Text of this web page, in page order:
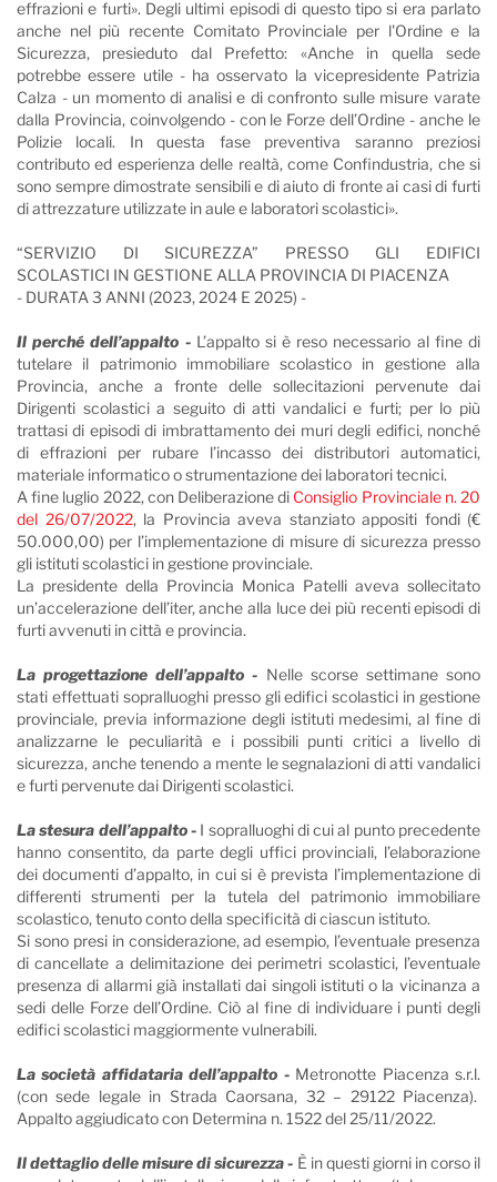
effrazioni e furti». Degli ultimi episodi di questo tipo si era parlato
anche nel più recente Comitato Provinciale per l'Ordine e la
Sicurezza, presieduto dal Prefetto: «Anche in quella sede
potrebbe essere utile - ha osservato la vicepresidente Patrizia
Calza - un momento di analisi e di confronto sulle misure varate
dalla Provincia, coinvolgendo - con le Forze dell’Ordine - anche le
Polizie locali. In questa fase preventiva saranno preziosi
contributo ed esperienza delle realtà, come Confindustria, che si
sono sempre dimostrate sensibili e di aiuto di fronte ai casi di furti
di attrezzature utilizzate in aule e laboratori scolastici».
“SERVIZIO DI SICUREZZA” PRESSO GLI EDIFICI
SCOLASTICI IN GESTIONE ALLA PROVINCIA DI PIACENZA
- DURATA 3 ANNI (2023, 2024 E 2025) -
Il perché dell’appalto - L’appalto si è reso necessario al fine di
tutelare il patrimonio immobiliare scolastico in gestione alla
Provincia, anche a fronte delle sollecitazioni pervenute dai
Dirigenti scolastici a seguito di atti vandalici e furti; per lo più
trattasi di episodi di imbrattamento dei muri degli edifici, nonché
di effrazioni per rubare l’incasso dei distributori automatici,
materiale informatico o strumentazione dei laboratori tecnici.
A fine luglio 2022, con Deliberazione di Consiglio Provinciale n. 20
del 26/07/2022, la Provincia aveva stanziato appositi fondi (€
50.000,00) per l’implementazione di misure di sicurezza presso
gli istituti scolastici in gestione provinciale.
La presidente della Provincia Monica Patelli aveva sollecitato
un’accelerazione dell’iter, anche alla luce dei più recenti episodi di
furti avvenuti in città e provincia.
La progettazione dell’appalto - Nelle scorse settimane sono
stati effettuati sopralluoghi presso gli edifici scolastici in gestione
provinciale, previa informazione degli istituti medesimi, al fine di
analizzarne le peculiarità e i possibili punti critici a livello di
sicurezza, anche tenendo a mente le segnalazioni di atti vandalici
e furti pervenute dai Dirigenti scolastici.
La stesura dell’appalto -I sopralluoghi di cui al punto precedente
hanno consentito, da parte degli uffici provinciali, l’elaborazione
dei documenti d’appalto, in cui si è prevista l’implementazione di
differenti strumenti per la tutela del patrimonio immobiliare
scolastico, tenuto conto della specificità di ciascun istituto.
Si sono presi in considerazione, ad esempio, l’eventuale presenza
di cancellate a delimitazione dei perimetri scolastici, l’eventuale
presenza di allarmi già installati dai singoli istituti o la vicinanza a
sedi delle Forze dell’Ordine. Ciò al fine di individuare i punti degli
edifici scolastici maggiormente vulnerabili.
La società affidataria dell’appalto - Metronotte Piacenza s.r.l.
(con sede legale in Strada Caorsana, 32 – 29122 Piacenza).
Appalto aggiudicato con Determina n. 1522 del 25/11/2022.
Il dettaglio delle misure di sicurezza - È in questi giorni in corso il